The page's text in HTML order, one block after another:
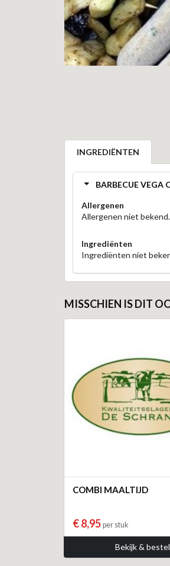
INGREDIËNTEN
BARBECUE VEGA
Allergenen
Allergenen niet bekend.
Ingrediënten
Ingrediënten niet
MISSCHIEN IS DIT
COMBI MAALTIJD
€ 8,95 per stuk
Bekijk & bestel